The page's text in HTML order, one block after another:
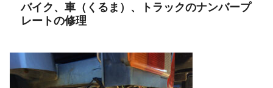
バイク、車（くるま）、トラックのナンバープ
レートの修理